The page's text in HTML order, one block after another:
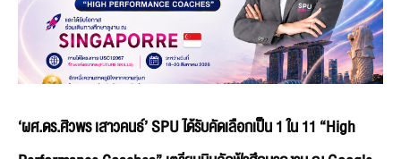
‘ผศ.ดร.ศิวพร เสาวคนธ์’ SPU ได้รับคัดเลือกเป็น 1 ใน 11 “High